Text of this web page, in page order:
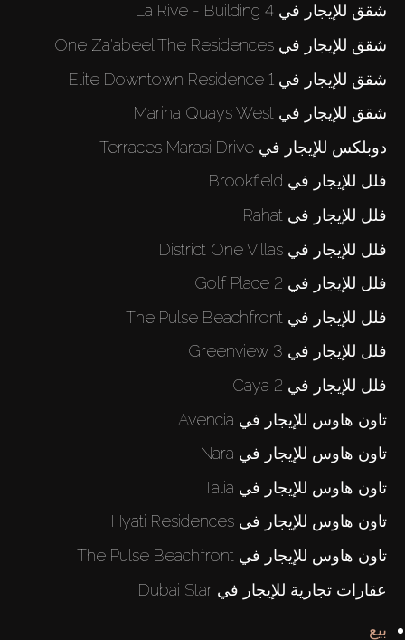
شقق للإيجار في La Rive - Building 4
شقق للإيجار في One Za'abeel The Residences
شقق للإيجار في Elite Downtown Residence 1
شقق للإيجار في Marina Quays West
دوبلكس للإيجار في Terraces Marasi Drive
فلل للإيجار في Brookfield
فلل للإيجار في Rahat
فلل للإيجار في District One Villas
فلل للإيجار في Golf Place 2
فلل للإيجار في The Pulse Beachfront
فلل للإيجار في Greenview 3
فلل للإيجار في Caya 2
تاون هاوس للإيجار في Avencia
تاون هاوس للإيجار في Nara
تاون هاوس للإيجار في Talia
تاون هاوس للإيجار في Hyati Residences
تاون هاوس للإيجار في The Pulse Beachfront
عقارات تجارية للإيجار في Dubai Star
بيع